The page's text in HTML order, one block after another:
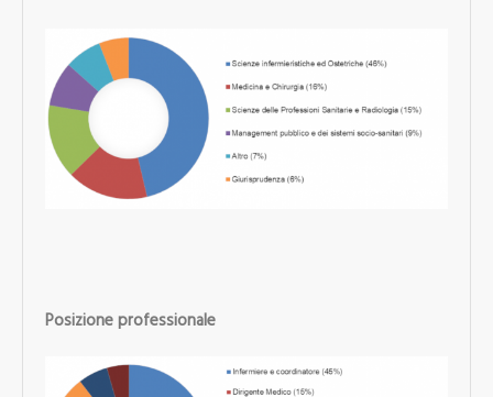
Posizione professionale